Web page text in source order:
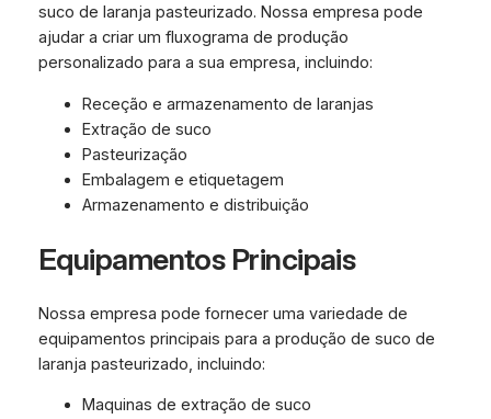
suco de laranja pasteurizado. Nossa empresa pode
ajudar a criar um fluxograma de produção
personalizado para a sua empresa, incluindo:
Receção e armazenamento de laranjas
Extração de suco
Pasteurização
Embalagem e etiquetagem
Armazenamento e distribuição
Equipamentos Principais
Nossa empresa pode fornecer uma variedade de
equipamentos principais para a produção de suco de
laranja pasteurizado, incluindo:
Maquinas de extração de suco